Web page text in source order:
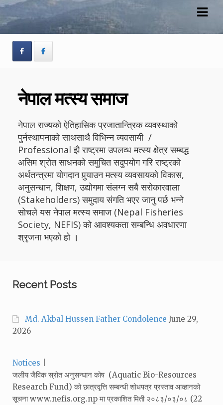
Skip
navigation
Skip
content
नेपाल मत्स्य समाज
नेपाल राज्यको ऐतिहासिक प्रजातान्त्रिक व्यवस्थाको
पुर्नस्थापनाको साथसाथै विभिन्न व्यवसायी /
Professional झै राष्ट्रमा उपलव्ध मत्स्य क्षेत्र सम्बद्ध
असिम श्रोत साधनको समुचित सदुपयोग गरि राष्ट्रको
अर्थतन्त्रमा योगदान पुर्‍याउन मत्स्य व्यवसायको विकास,
अनुसन्धान, शिक्षण, उद्योगमा संलग्न सबै सरोकारवाला
(Stakeholders) समुदाय संगति भएर जानु पर्छ भन्ने
सोचले यस नेपाल मत्स्य समाज (Nepal Fisheries
Society, NEFIS) को आवश्यकता सम्बन्धि अवधारणा
श्रृजना भएको हो ।
Recent Posts
Md. Akbal Hussen Father Condolence June 29,
2026
Categories:
Notices
जलीय जैविक स्रोत अनुसन्धान कोष (Aquatic Bio-Resources
Research Fund) को छात्रवृत्ति सम्बन्धी शोधपत्र प्रस्ताव आव्हानको
सूचना www.nefis.org.np मा प्रकाशित मिती २०८३/०३/०८ (22